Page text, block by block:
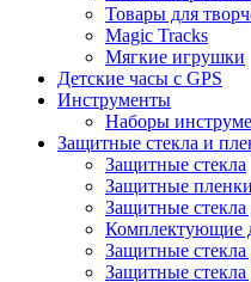
Товары для
Magic Tracks
Мягкие игрушки
Детские часы с GPS
Инструменты
Наборы
Защитные стекла и
Защитные стекла
Защитные пленки
Защитные стекла
Комплектующие
Защитные
Защитные стекла